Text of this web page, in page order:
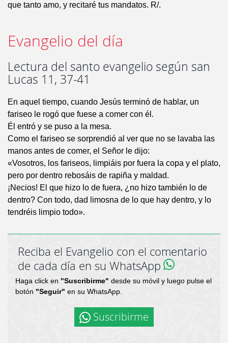
que tanto amo, y recitaré tus mandatos. R/.
Evangelio del día
Lectura del santo evangelio según san
Lucas 11, 37-41
En aquel tiempo, cuando Jesús terminó de hablar, un
fariseo le rogó que fuese a comer con él.
Él entró y se puso a la mesa.
Como el fariseo se sorprendió al ver que no se lavaba las
manos antes de comer, el Señor le dijo:
«Vosotros, los fariseos, limpiáis por fuera la copa y el plato,
pero por dentro rebosáis de rapiña y maldad.
¡Necios! El que hizo lo de fuera, ¿no hizo también lo de
dentro? Con todo, dad limosna de lo que hay dentro, y lo
tendréis limpio todo».
Reciba el Evangelio con el comentario
de cada día en su WhatsApp
Haga click en "Suscribirme" desde su móvil y luego pulse el
botón "Seguir" en su WhatsApp.
Suscribirme